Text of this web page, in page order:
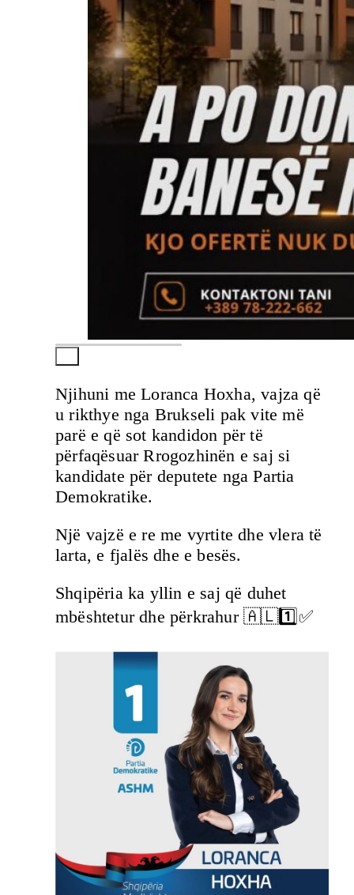
Njihuni me Loranca Hoxha, vajza që
u rikthye nga Brukseli pak vite më
parë e që sot kandidon për të
përfaqësuar Rrogozhinën e saj si
kandidate për deputete nga Partia
Demokratike.
Një vajzë e re me vyrtite dhe vlera të
larta, e fjalës dhe e besës.
Shqipëria ka yllin e saj që duhet
mbështetur dhe përkrahur 🇦🇱1️⃣✅